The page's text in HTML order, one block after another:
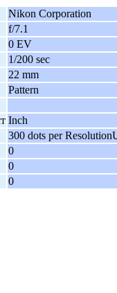
Nikon Corporation
f/7.1
0 EV
1/200 sec
22 mm
Pattern
Inch
300 dots per
0
0
0